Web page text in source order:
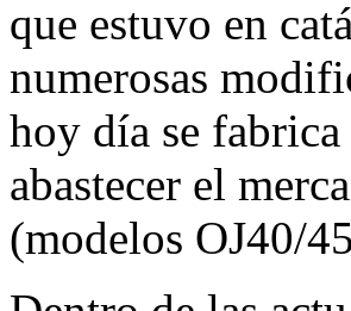
que estuvo en
numerosas
hoy día se
abastecer el
(modelos OJ40/